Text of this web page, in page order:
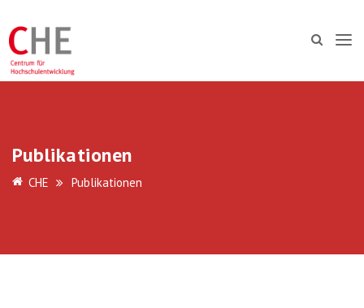
Publikationen
CHE Publikationen